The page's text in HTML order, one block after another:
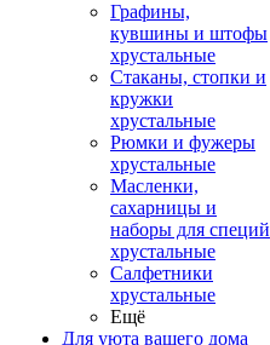
Графины,
кувшины и штофы
хрустальные
Стаканы, стопки и
кружки
хрустальные
Рюмки и фужеры
хрустальные
Масленки,
сахарницы и
наборы для специй
хрустальные
Салфетники
хрустальные
Ещё
Для уюта вашего дома